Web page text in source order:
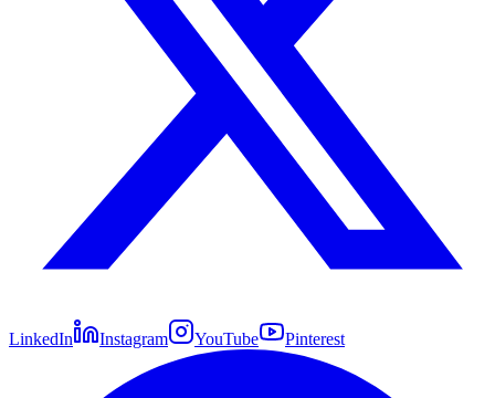
LinkedIn Instagram YouTube Pinterest